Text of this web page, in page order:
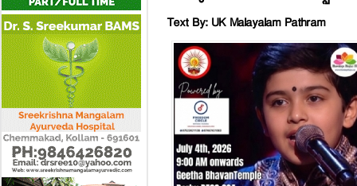
Text By: UK Malayalam Pathram